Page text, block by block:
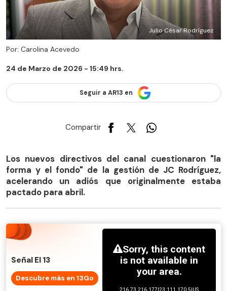
Julio César Rodríguez
Por: Carolina Acevedo
24 de Marzo de 2026 - 15:49 hrs.
Seguir a AR13 en
Compartir
Los nuevos directivos del canal cuestionaron "la
forma y el fondo" de la gestión de JC Rodríguez,
acelerando un adiós que originalmente estaba
pactado para abril.
Señal El 13
Descubre más en 13Go